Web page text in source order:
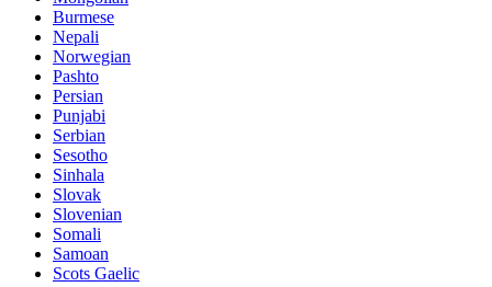
Burmese
Nepali
Norwegian
Pashto
Persian
Punjabi
Serbian
Sesotho
Sinhala
Slovak
Slovenian
Somali
Samoan
Scots Gaelic